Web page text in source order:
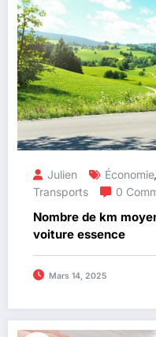
Julien Économie,
Transports
0
Nombre de km
voiture essence
Mars 14, 2025